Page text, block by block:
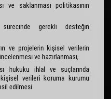
ve saklanması politikasının
gerekli desteğin
ve projelerin kişisel verilerin
ve hazırlanması,
hukuku ihlal ve suçlarında
verileri koruma kurumu
edilmesi.